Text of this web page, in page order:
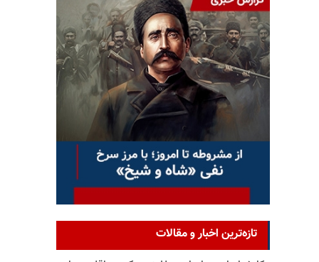
تازه‌ترین اخبار و مقالات